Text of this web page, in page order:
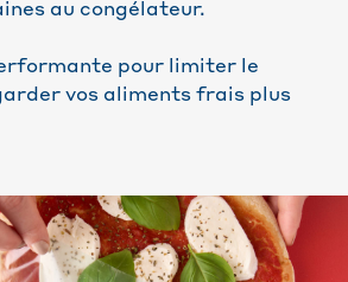
au congélateur.
pour limiter le
vos aliments frais plus